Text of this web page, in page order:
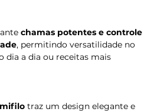
chamas potentes e controle
, permitindo versatilidade no
dia a dia ou receitas mais
traz um design elegante e